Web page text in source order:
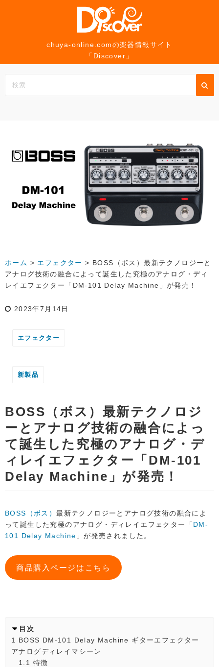
chuya-online.comの楽器情報サイト
「Discover」
ホーム > エフェクター > BOSS（ボス）最新テクノロジーと
アナログ技術の融合によって誕生した究極のアナログ・ディ
レイエフェクター「DM-101 Delay Machine」が発売！
2023年7月14日
エフェクター
新製品
BOSS（ボス）最新テクノロジ
ーとアナログ技術の融合によっ
て誕生した究極のアナログ・デ
ィレイエフェクター「DM-101
Delay Machine」が発売！
BOSS（ボス）最新テクノロジーとアナログ技術の融合によ
って誕生した究極のアナログ・ディレイエフェクター「 DM-
101 Delay Machine 」が発売されました。
商品購入ページはこちら
目次
1 BOSS DM-101 Delay Machine ギターエフェクター
アナログディレイマシーン
1.1 特徴